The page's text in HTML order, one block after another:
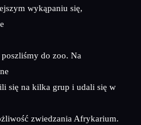
wykąpaniu się,
do zoo. Na
się na kilka grup i udali się w
zwiedzania Afrykarium.